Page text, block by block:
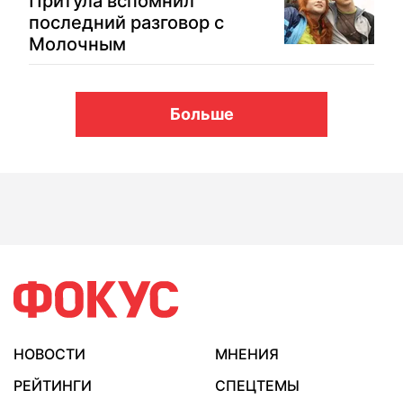
последний разговор с
Молочным
Больше
НОВОСТИ
МНЕНИЯ
РЕЙТИНГИ
СПЕЦТЕМЫ